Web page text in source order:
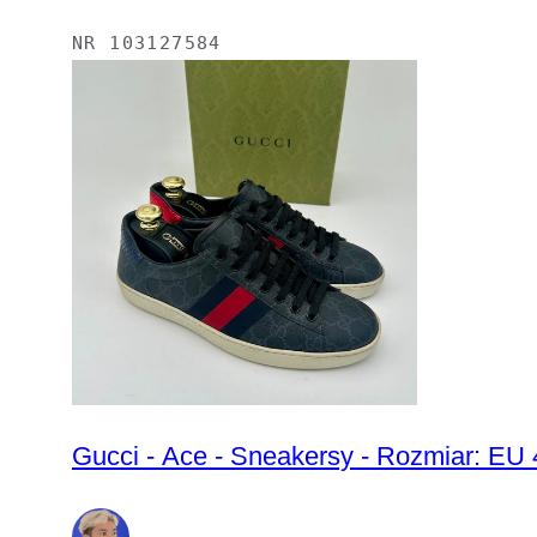
NR 103127584
Gucci - Ace - Sneakersy - Rozmiar: EU